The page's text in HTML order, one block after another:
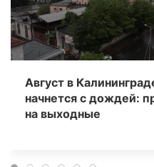
Август в
начнется с дождей:
на выходные